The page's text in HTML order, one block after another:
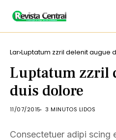
Lar Luptatum zzril delenit augue
Luptatum zzril
duis dolore
11/07/2015 3 MINUTOS LIDOS
Consectetuer adipi scing